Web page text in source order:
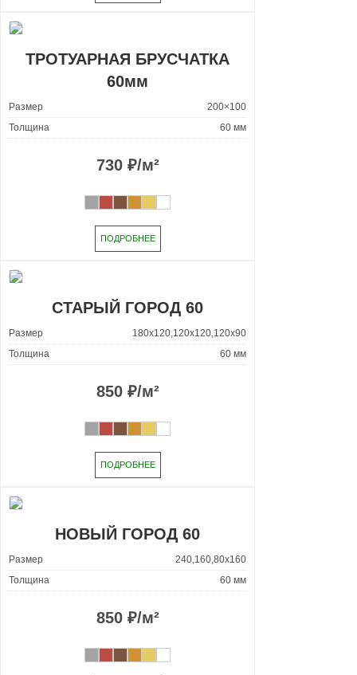
ТРОТУАРНАЯ БРУСЧАТКА
60мм
Размер
200×100
Толщина
60 мм
730₽/м²
ПОДРОБНЕЕ
СТАРЫЙ ГОРОД 60
Размер
180x120,120x120,120x90
Толщина
60 мм
850₽/м²
ПОДРОБНЕЕ
НОВЫЙ ГОРОД 60
Размер
240,160,80x160
Толщина
60 мм
850₽/м²